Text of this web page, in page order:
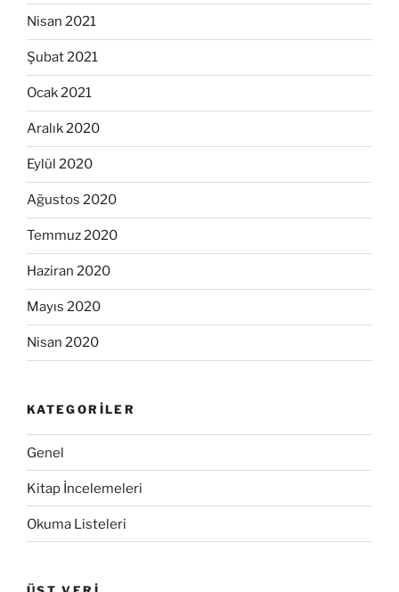
Nisan 2021
Şubat 2021
Ocak 2021
Aralık 2020
Eylül 2020
Ağustos 2020
Temmuz 2020
Haziran 2020
Mayıs 2020
Nisan 2020
KATEGORILER
Genel
Kitap İncelemeleri
Okuma Listeleri